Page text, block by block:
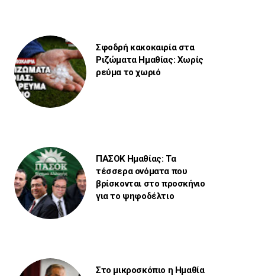
Σφοδρή κακοκαιρία στα
Ριζώματα Ημαθίας: Χωρίς
ρεύμα το χωριό
ΠΑΣΟΚ Ημαθίας: Τα
τέσσερα ονόματα που
βρίσκονται στο προσκήνιο
για το ψηφοδέλτιο
Στο μικροσκόπιο η Ημαθία